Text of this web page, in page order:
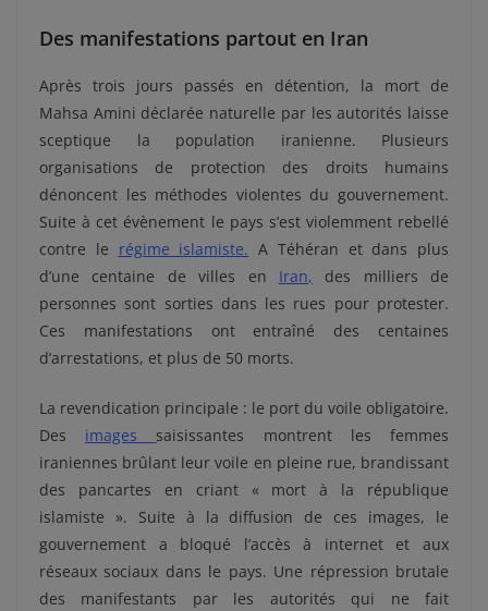
Des manifestations partout en Iran
Après trois jours passés en détention, la mort de
Mahsa Amini déclarée naturelle par les autorités laisse
sceptique la population iranienne. Plusieurs
organisations de protection des droits humains
dénoncent les méthodes violentes du gouvernement.
Suite à cet évènement le pays s’est violemment rebellé
contre le régime islamiste. A Téhéran et dans plus
d’une centaine de villes en Iran, des milliers de
personnes sont sorties dans les rues pour protester.
Ces manifestations ont entraîné des centaines
d’arrestations, et plus de 50 morts.
La revendication principale : le port du voile obligatoire.
Des images
saisissantes montrent les femmes
iraniennes brûlant leur voile en pleine rue, brandissant
des pancartes en criant « mort à la république
islamiste ». Suite à la diffusion de ces images, le
gouvernement a bloqué l’accès à internet et aux
réseaux sociaux dans le pays. Une répression brutale
des manifestants par les autorités qui ne fait